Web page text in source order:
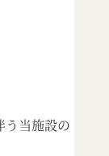
う当施設の